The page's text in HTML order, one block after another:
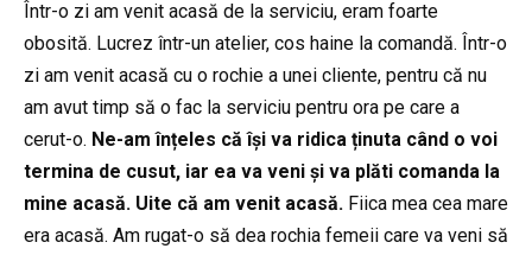
Într-o zi am venit acasă de la serviciu, eram foarte
obosită. Lucrez într-un atelier, cos haine la comandă. Într-o
zi am venit acasă cu o rochie a unei cliente, pentru că nu
am avut timp să o fac la serviciu pentru ora pe care a
cerut-o. Ne-am înțeles că își va ridica ținuta când o voi
termina de cusut, iar ea va veni și va plăti comanda la
mine acasă. Uite că am venit acasă. Fiica mea cea mare
era acasă. Am rugat-o să dea rochia femeii care va veni să